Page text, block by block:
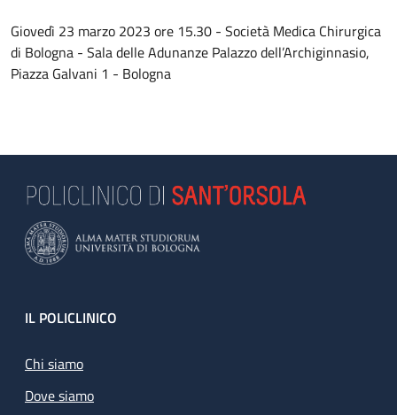
Giovedì 23 marzo 2023 ore 15.30 - Società Medica Chirurgica
di Bologna - Sala delle Adunanze Palazzo dell’Archiginnasio,
Piazza Galvani 1 - Bologna
Footer
IL POLICLINICO
Chi siamo
Dove siamo